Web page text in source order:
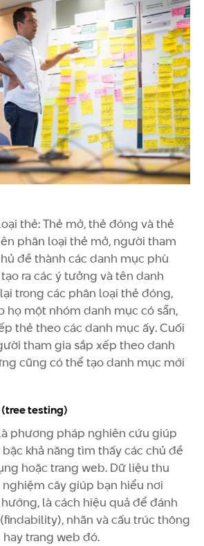
thẻ: Thẻ mở, thẻ đóng và thẻ
phân loại thẻ mở, người tham
đề thành các danh mục phù
ra các ý tưởng và tên danh
trong các phân loại thẻ đóng,
họ một nhóm danh mục có sẵn,
thẻ theo các danh mục ấy. Cuối
tham gia sắp xếp theo danh
cũng có thể tạo danh mục mới
testing)
phương pháp nghiên cứu giúp
khả năng tìm thấy các chủ đề
hoặc trang web. Dữ liệu thu
cây giúp bạn hiểu nơi
là cách hiệu quả để đánh
nhãn và cấu trúc thông
trang web đó.